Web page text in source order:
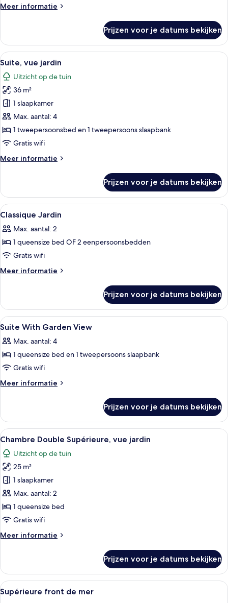
la
Meer informatie
Meer
Double
Supérieure,
balcon,
partielle
sur
la
mer
Prijzen voor je datums bekijken
Alle
foto's
voor
Suite,
vue
jardin
laden
Suite, vue jardin | Woonruimte | Een
5
Suite, vue jardin
Uitzicht op de tuin
36 m²
1 slaapkamer
Max. aantal: 4
1 tweepersoonsbed en 1 tweepersoons slaapbank
Gratis wifi
Meer informatie
Meer
vue
jardin
Prijzen voor je datums bekijken
Alle
foto's
voor
Classique
Jardin
laden
Luxe beddengoed, een minibar, een
4
Classique Jardin
Max. aantal: 2
1 queensize bed OF 2 eenpersoonsbedden
Gratis wifi
Meer informatie
Meer
Jardin
Prijzen voor je datums bekijken
Alle
foto's
voor
Suite
With
Garden
Luxe beddengoed, een minibar, een
5
Suite With Garden View
Max. aantal: 4
1 queensize bed en 1 tweepersoons slaapbank
Gratis wifi
Meer informatie
Meer
With
Garden
View
Prijzen voor je datums bekijken
Alle
foto's
voor
Chambre
Double
Supérieure,
vue
jardin
Een hotelkamer met een bed, een
2
Chambre Double Supérieure, vue jardin
Uitzicht op de tuin
25 m²
1 slaapkamer
Max. aantal: 2
1 queensize bed
Gratis wifi
Meer informatie
Meer
Double
Supérieure,
vue
jardin
Prijzen voor je datums bekijken
Alle
foto's
Supérieure front de mer | Luxe
3
Supérieure front de mer